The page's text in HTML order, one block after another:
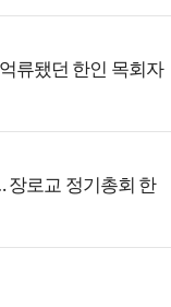
류됐던 한인 목회자
장로교 정기총회 한